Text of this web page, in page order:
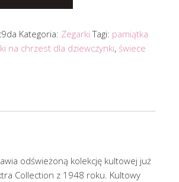
Kategoria: Zegarki Tagi: pamiątka
na chrzest dla dziewczynki, świece
odświeżoną kolekcję kultowej już
Collection z 1948 roku. Kultowy